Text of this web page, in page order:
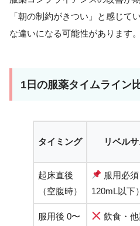
「朝の制約がきつい」と感じて
な違いになる可能性があります。
1日の服薬タイムライン
タイミング リベル
起床直後
（空腹時）
服用必
120mL以下）
服用後 0〜
飲食・